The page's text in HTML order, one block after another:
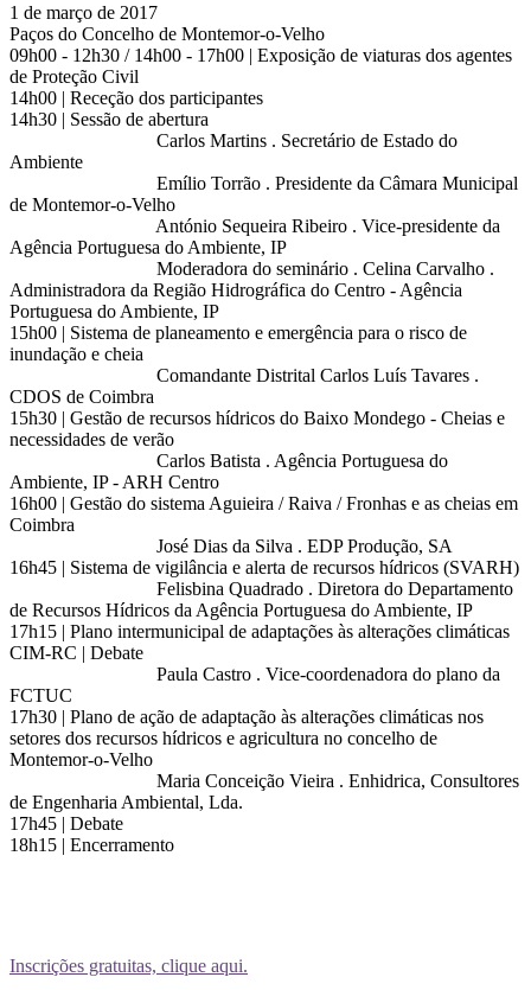
1 de março de 2017
Paços do Concelho de Montemor-o-Velho
09h00 - 12h30 / 14h00 - 17h00 | Exposição de viaturas dos agentes
de Proteção Civil
14h00 | Receção dos participantes
14h30 | Sessão de abertura
Carlos Martins . Secretário de Estado do
Ambiente
Emílio Torrão . Presidente da Câmara Municipal
de Montemor-o-Velho
António Sequeira Ribeiro . Vice-presidente da
Agência Portuguesa do Ambiente, IP
Moderadora do seminário . Celina Carvalho .
Administradora da Região Hidrográfica do Centro - Agência
Portuguesa do Ambiente, IP
15h00 | Sistema de planeamento e emergência para o risco de
inundação e cheia
Comandante Distrital Carlos Luís Tavares .
CDOS de Coimbra
15h30 | Gestão de recursos hídricos do Baixo Mondego - Cheias e
necessidades de verão
Carlos Batista . Agência Portuguesa do
Ambiente, IP - ARH Centro
16h00 | Gestão do sistema Aguieira / Raiva / Fronhas e as cheias em
Coimbra
José Dias da Silva . EDP Produção, SA
16h45 | Sistema de vigilância e alerta de recursos hídricos (SVARH)
Felisbina Quadrado . Diretora do Departamento
de Recursos Hídricos da Agência Portuguesa do Ambiente, IP
17h15 | Plano intermunicipal de adaptações às alterações climáticas
CIM-RC | Debate
Paula Castro . Vice-coordenadora do plano da
FCTUC
17h30 | Plano de ação de adaptação às alterações climáticas nos
setores dos recursos hídricos e agricultura no concelho de
Montemor-o-Velho
Maria Conceição Vieira . Enhidrica, Consultores
de Engenharia Ambiental, Lda.
17h45 | Debate
18h15 | Encerramento
Inscrições gratuitas, clique aqui.